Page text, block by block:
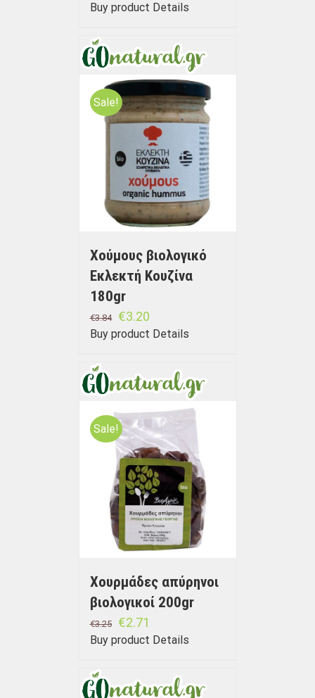
Buy product Details
Sale!
Χούμους βιολογικό
Εκλεκτή Κουζίνα
180gr
€3.84 €3.20
Buy product Details
Sale!
Χουρμάδες απύρηνοι
βιολογικοί 200gr
€3.25 €2.71
Buy product Details